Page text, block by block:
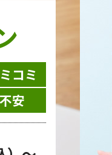
コミ
安